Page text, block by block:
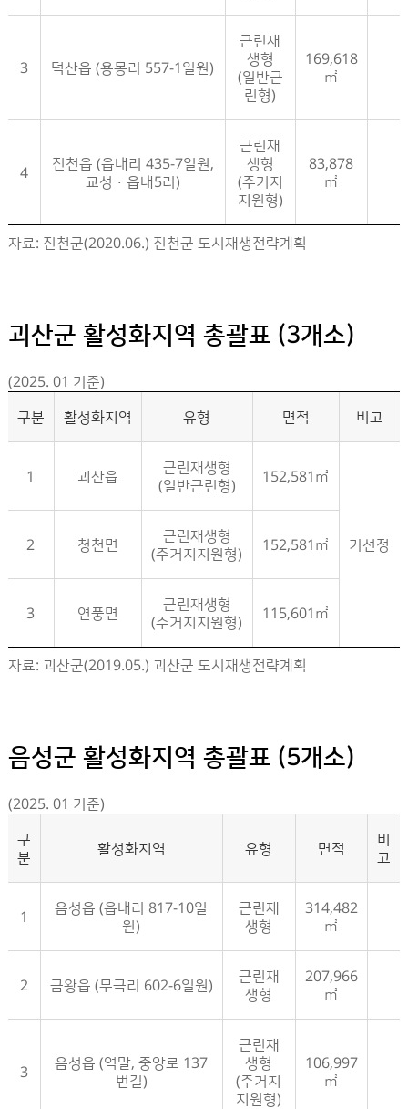
증평군 활성화지역 지정현황- 구분, 활성화지역, 유형, 면적, 비고 정보제공
3 덕산읍 (용몽리 557-1일원)
근린재
생형
(일반근
린형)
169,618
㎡
4
진천읍 (읍내리 435-7일원,
교성·읍내5리)
근린재
생형
(주거지
지원형)
83,878
㎡
자료: 진천군(2020.06.) 진천군 도시재생전략계획
괴산군 활성화지역 총괄표 (3개소)
(2025. 01 기준)
괴산군 활성화지역 지정현황- 구분, 활성화지역, 유형, 면적, 비고 정보제공
구분 활성화지역 유형 면적 비고
1 괴산읍
근린재생형
(일반근린형)
152,581㎡
기선정
2 청천면
근린재생형
(주거지지원형)
152,581㎡
3 연풍면
근린재생형
(주거지지원형)
115,601㎡
자료: 괴산군(2019.05.) 괴산군 도시재생전략계획
음성군 활성화지역 총괄표 (5개소)
(2025. 01 기준)
구
분
활성화지역 유형 면적
비
고
1
음성읍 (읍내리 817-10일
원)
근린재
생형
314,482
㎡
2 금왕읍 (무극리 602-6일원)
근린재
생형
207,966
㎡
3
음성읍 (역말, 중앙로 137
번길)
근린재
생형
(주거지
지원형)
106,997
㎡